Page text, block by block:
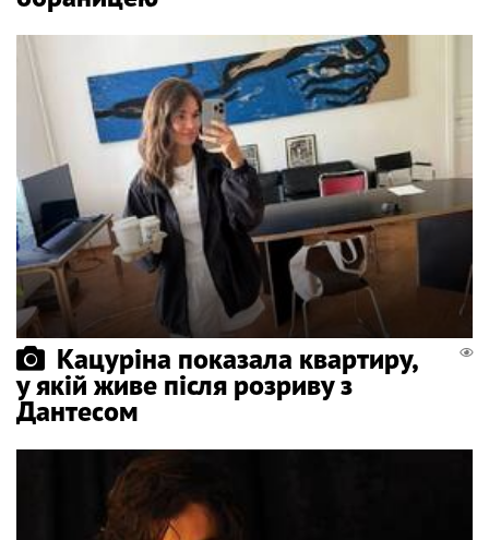
Кацуріна показала квартиру,
у якій живе після розриву з
Дантесом